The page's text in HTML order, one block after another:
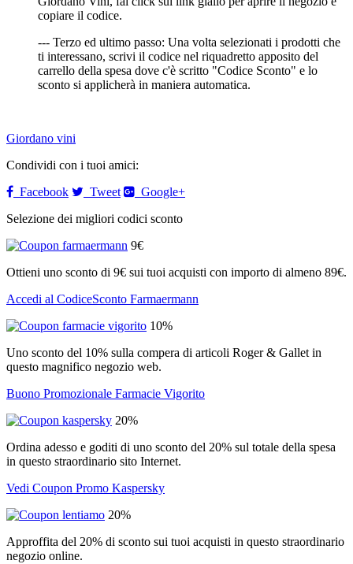
copiare il codice.
--- Terzo ed ultimo passo: Una volta selezionati i prodotti che
ti interessano, scrivi il codice nel riquadretto apposito del
carrello della spesa dove c'è scritto "Codice Sconto" e lo
sconto si applicherà in maniera automatica.
Giordano vini
Condividi con i tuoi amici:
Facebook
Tweet
Google+
Selezione dei migliori codici sconto
9€
Ottieni uno sconto di 9€ sui tuoi acquisti con importo di almeno 89€.
Accedi al CodiceSconto Farmaermann
10%
Uno sconto del 10% sulla compera di articoli Roger & Gallet in
questo magnifico negozio web.
Buono Promozionale Farmacie Vigorito
20%
Ordina adesso e goditi di uno sconto del 20% sul totale della spesa
in questo straordinario sito Internet.
Vedi Coupon Promo Kaspersky
20%
Approffita del 20% di sconto sui tuoi acquisti in questo straordinario
negozio online.